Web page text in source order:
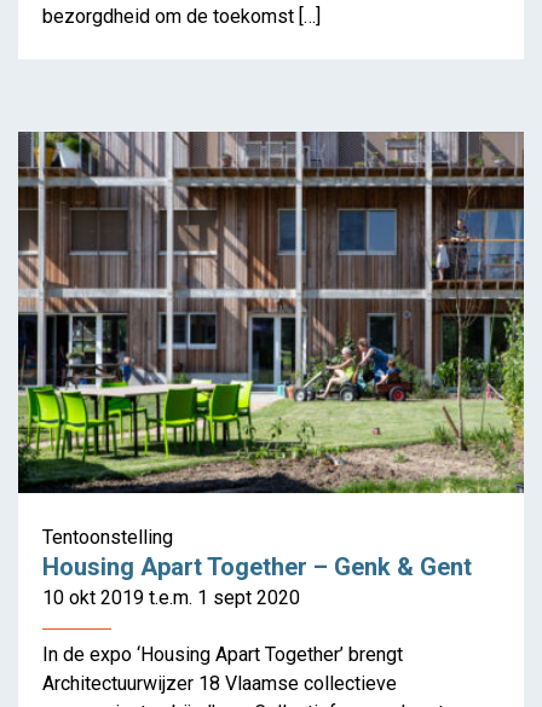
Coöperatief wonen in
Vlaanderen
bezorgdheid om de toekomst […]
Tentoonstelling
Housing Apart Together – Genk & Gent
10 okt 2019 t.e.m. 1 sept 2020
In de expo ‘Housing Apart Together’ brengt
Architectuurwijzer 18 Vlaamse collectieve